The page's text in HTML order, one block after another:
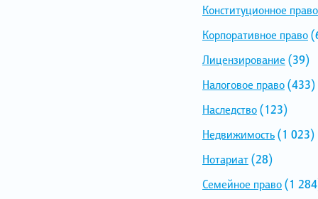
Конституционное право
Корпоративное право
Лицензирование (39)
Налоговое право(433)
Наследство(123)
Недвижимость(1 023)
Нотариат(28)
Семейное право(1